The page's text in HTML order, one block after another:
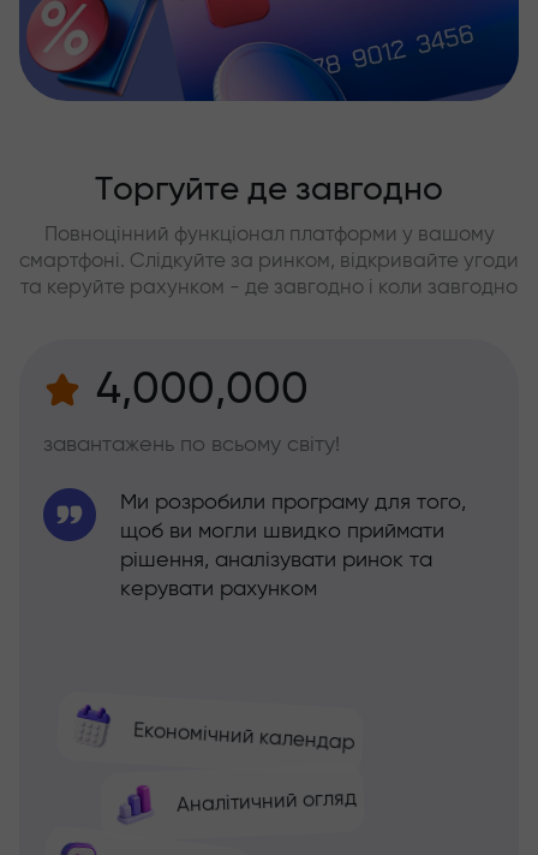
Торгуйте де завгодно
Повноцінний функціонал платформи у вашому
смартфоні. Слідкуйте за ринком, відкривайте угоди
та керуйте рахунком - де завгодно і коли завгодно
4,000,000
завантажень по всьому світу!
Економічний календар
Аналітичний огляд
Ми розробили програму для того,
щоб ви могли швидко приймати
рішення, аналізувати ринок та
керувати рахунком